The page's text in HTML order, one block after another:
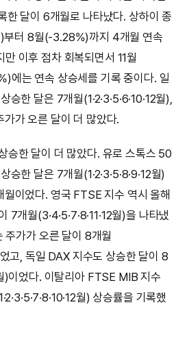
한 달이 6개월로 나타났다. 상하이 종
터 8월(-3.28%)까지 4개월 연속
이후 점차 회복되면서 11월
에는 연속 상승세를 기록 중이다. 일
승한 달은 7개월(1·2·3·5·6·10·12월),
가 오른 달이 더 많았다.
승한 달이 더 많았다. 유로 스톡스 50
승한 달은 7개월(1·2·3·5·8·9·12월)
이었다. 영국 FTSE 지수 역시 올해
7개월(3·4·5·7·8·11·12월)을 나타냈
주가가 오른 달이 8개월
었고, 독일 DAX 지수도 상승한 달이 8
월)이었다. 이탈리아 FTSE MIB 지수
월) 상승률을 기록했